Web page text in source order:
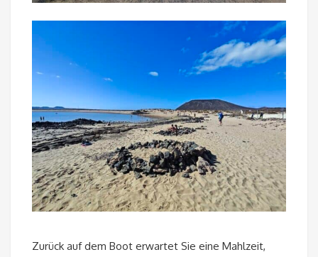
Zurück auf dem Boot erwartet Sie eine Mahlzeit,